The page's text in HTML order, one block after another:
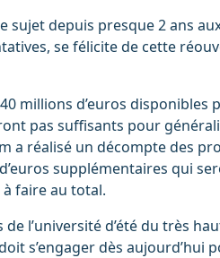
depuis presque 2 ans
se félicite de cette
millions d’euros disponibles
pas suffisants pour
a réalisé un décompte des
supplémentaires qui
faire au total.
l’université d’été du très
s’engager dès aujourd’hui